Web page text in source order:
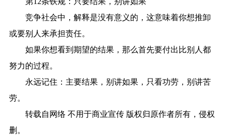
竞争社会中，解释是没有意义的，这意味着你想推卸
或要别人来承担责任。
如果你想看到期望的结果，那么首先要付出比别人都
努力的过程。
永远记住：主要结果，别讲如果，只看功劳，别讲苦
劳。
转载自网络 不用于商业宣传 版权归原作者所有，侵权
删。